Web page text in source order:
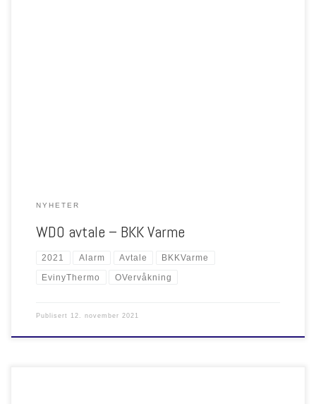
NYHETER
WDO avtale – BKK Varme
2021 Alarm Avtale BKKVarme
EvinyThermo OVervåkning
Publisert 12. november 2021